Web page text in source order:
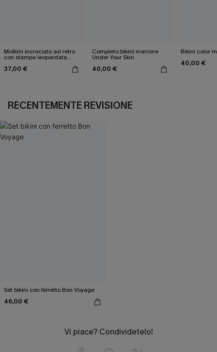
Midkini incrociato sul retro
con stampa leopardata
37,00 €
Completo bikini marrone
Under Your Skin
40,00 €
Bikini color
40,00 €
RECENTEMENTE REVISIONE
Set bikini con ferretto Bon Voyage
46,00 €
Vi piace? Condividetelo!